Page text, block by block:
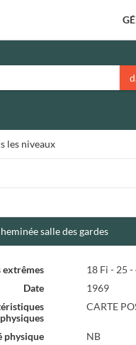
les niveaux
salle des gardes
extrêmes
18 Fi - 25 -
Date
1969
physiques
CARTE
physique
NB